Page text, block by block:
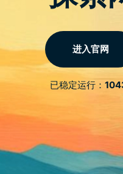
早前，苹果发布黄
Plus，今天它们正式
3 月 14 日。对於不
知名数码产品
章
导
航